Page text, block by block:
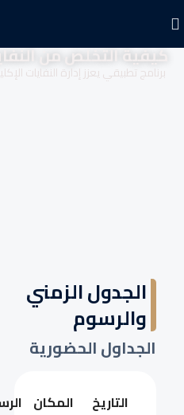
كيفية التخلص من
برنامج تطبيقي يعزز إدارة النفايات
الجدول الزمني
والرسوم
الجداول الحضورية
التاريخ المكان